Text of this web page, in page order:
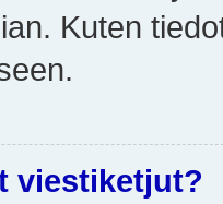
Kuten
viestiketjut?